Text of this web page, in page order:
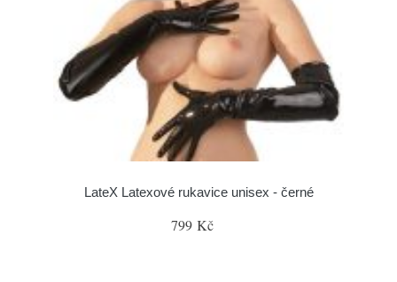
LateX Latexové rukavice unisex - černé
799 Kč